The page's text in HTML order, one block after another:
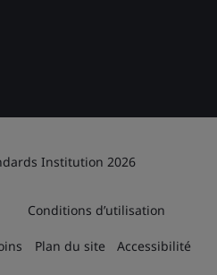
Institution 2026
Conditions d’utilisation
Plan du site Accessibilité